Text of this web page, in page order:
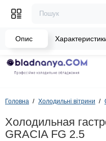
Головна Холодильні вітрини
Холодильная
GRACIA FG 2.5
Опис